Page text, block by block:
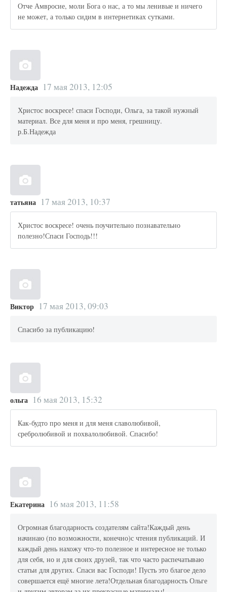
Отче Амвросие, моли Бога о нас, а то мы ленивые и ничего
не может, а только сидим в интернетиках сутками.
Надежда 17 мая 2013, 12:05
Христос воскресе! спаси Господи, Ольга, за такой нужный
материал. Все для меня и про меня, грешницу.
р.Б.Надежда
татьяна 17 мая 2013, 10:37
Христос воскресе! очень поучительно познавательно
полезно!Спаси Господь!!!
Виктор 17 мая 2013, 09:03
Спасибо за публикацию!
ольга 16 мая 2013, 15:32
Как-будто про меня и для меня славолюбивой,
сребролюбивой и похвалолюбивой. Спасибо!
Екатерина 16 мая 2013, 11:58
Огромная благодарность создателям сайта!Каждый день
начинаю (по возможности, конечно)с чтения публикаций. И
каждый день нахожу что-то полезное и интересное не только
для себя, но и для своих друзей, так что часто распечатываю
статьи для других. Спаси вас Господи! Пусть это благое дело
совершается ещё многие лета!Отдельная благодарность Ольге